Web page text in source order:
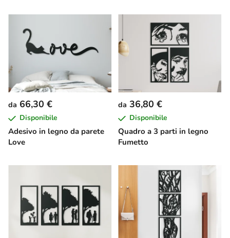
Adesivo in legno da parete
Love
da 66,30 €
Disponibile
Quadro a 3 parti in legno
Fumetto
da 36,80 €
Disponibile